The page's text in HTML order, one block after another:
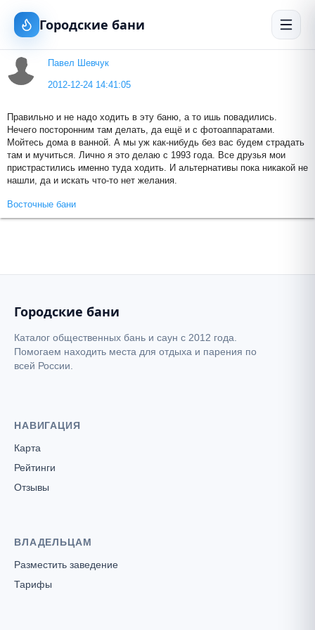
Городские бани
Павел Шевчук
2012-12-24 14:41:05
Правильно и не надо ходить в эту баню, а то ишь повадились.
Нечего посторонним там делать, да ещё и с фотоаппаратами.
Мойтесь дома в ванной. А мы уж как-нибудь без вас будем страдать
там и мучиться. Лично я это делаю с 1993 года. Все друзья мои
пристрастились именно туда ходить. И альтернативы пока никакой не
нашли, да и искать что-то нет желания.
Восточные бани
Городские бани
Каталог общественных бань и саун с 2012 года.
Помогаем находить места для отдыха и парения по
всей России.
НАВИГАЦИЯ
Карта
Рейтинги
Отзывы
ВЛАДЕЛЬЦАМ
Разместить заведение
Тарифы